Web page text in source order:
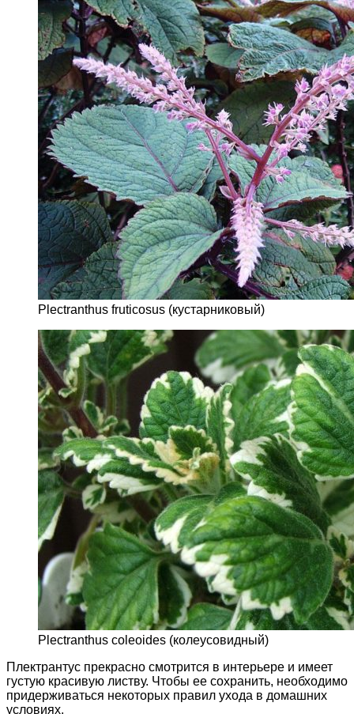
Plectranthus fruticosus (кустарниковый)
Plectranthus coleoides (колеусовидный)
Плектрантус прекрасно смотрится в интерьере и имеет
густую красивую листву. Чтобы ее сохранить, необходимо
придерживаться некоторых правил ухода в домашних
условиях.